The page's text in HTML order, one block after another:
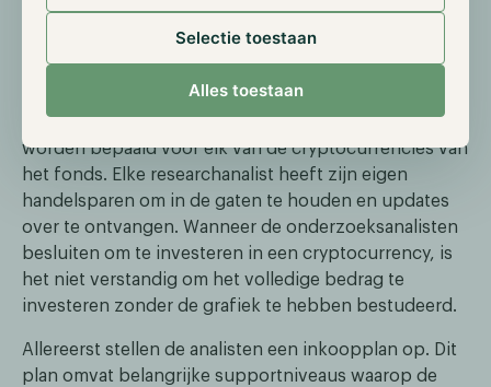
Selectie toestaan
Alles toestaan
Hoe implementeert Hodl TA
Hodl past hoofdzakelijk TA toe om handelsplannen
op te stellen, waarbij inkoop- en verkoopniveaus
worden bepaald voor elk van de cryptocurrencies van
het fonds. Elke researchanalist heeft zijn eigen
handelsparen om in de gaten te houden en updates
over te ontvangen. Wanneer de onderzoeksanalisten
besluiten om te investeren in een cryptocurrency, is
het niet verstandig om het volledige bedrag te
investeren zonder de grafiek te hebben bestudeerd.
Allereerst stellen de analisten een inkoopplan op. Dit
plan omvat belangrijke supportniveaus waarop de